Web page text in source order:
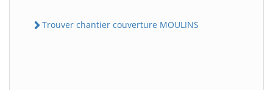
Trouver chantier couverture MOULINS